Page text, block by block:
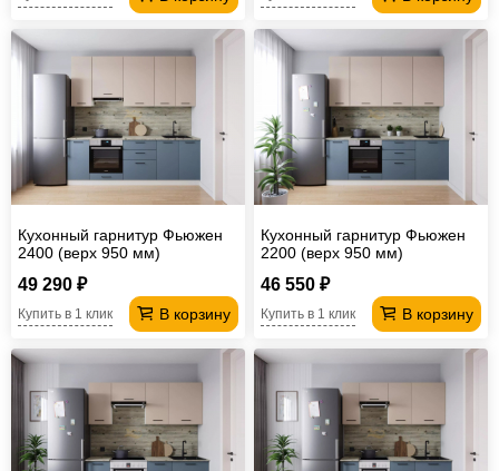
Кухонный гарнитур Фьюжен
2400 (верх 950 мм)
49 290 ₽
В корзину
Купить в 1 клик
Кухонный гарнитур Фьюжен
2200 (верх 950 мм)
46 550 ₽
В корзину
Купить в 1 клик